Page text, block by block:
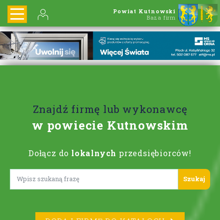
Powiat Kutnowski
Baza firm
Znajdź firmę lub wykonawcę
w powiecie Kutnowskim
Dołącz do lokalnych przedsiębiorców!
Lorem ipsum